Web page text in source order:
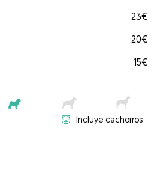
23€
20€
15€
Incluye cachorros